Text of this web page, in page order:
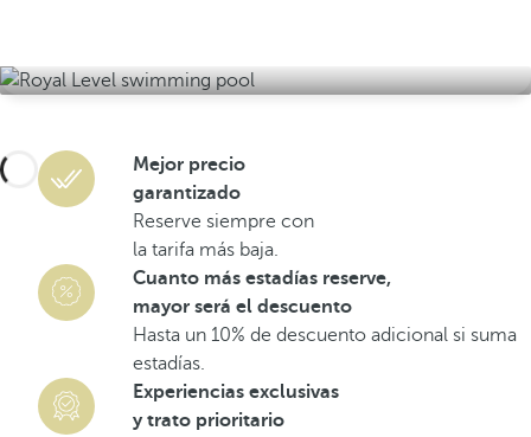
Mejor precio
garantizado
Reserve siempre con
la tarifa más baja.
Cuanto más estadías reserve,
mayor será el descuento
Hasta un 10% de descuento adicional si suma
estadías.
Experiencias exclusivas
y trato prioritario